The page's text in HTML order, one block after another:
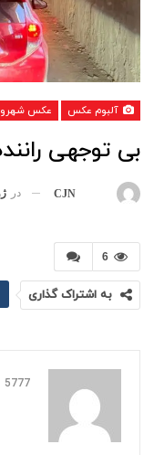
آلبوم عکس عکس
بی توجهی
CJN در
6
به اشتراک گذاری
5777 پست